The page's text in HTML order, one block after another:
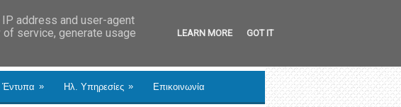
Έντυπα » Ηλ. Υπηρεσίες » Επικοινωνία
address and user-agent
service, generate usage
LEARN MORE GOT IT